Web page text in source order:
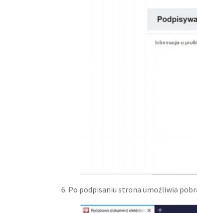
6. Po podpisaniu strona umożliwia